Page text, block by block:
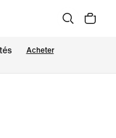
Acheter